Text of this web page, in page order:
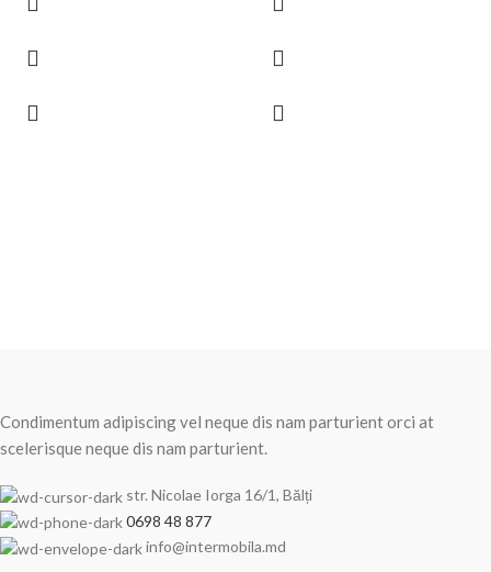
Condimentum adipiscing vel neque dis nam parturient orci at
scelerisque neque dis nam parturient.
str. Nicolae Iorga 16/1, Bălți
0698 48 877
info@intermobila.md